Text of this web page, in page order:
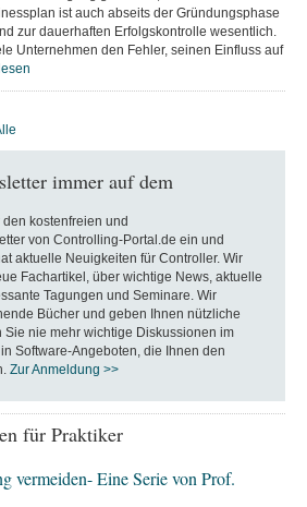
ist auch abseits der Gründungsphase
zur dauerhaften Erfolgskontrolle wesentlich.
Unternehmen den Fehler, seinen Einfluss auf
immer auf dem
kostenfreien und
von Controlling-Portal.de ein und
aktuelle Neuigkeiten für Controller. Wir
Fachartikel, über wichtige News, aktuelle
Tagungen und Seminare. Wir
Bücher und geben Ihnen nützliche
Sie nie mehr wichtige Diskussionen im
Software-Angeboten, die Ihnen den
Zur Anmeldung >>
für Praktiker
vermeiden- Eine Serie von Prof.